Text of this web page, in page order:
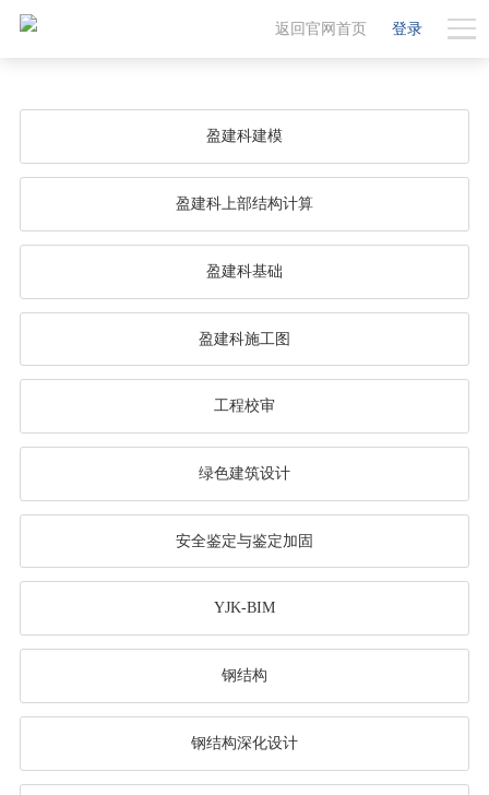
登录
返回官网首页
盈建科建模
盈建科上部结构计算
盈建科基础
盈建科施工图
工程校审
绿色建筑设计
安全鉴定与鉴定加固
YJK-BIM
钢结构
钢结构深化设计